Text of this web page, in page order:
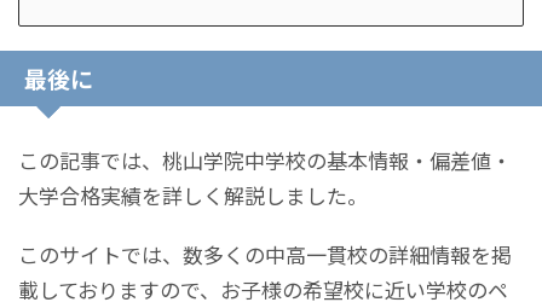
最後に
この記事では、桃山学院中学校の基本情報・偏差値・
大学合格実績を詳しく解説しました。
このサイトでは、数多くの中高一貫校の詳細情報を掲
載しておりますので、お子様の希望校に近い学校のペ